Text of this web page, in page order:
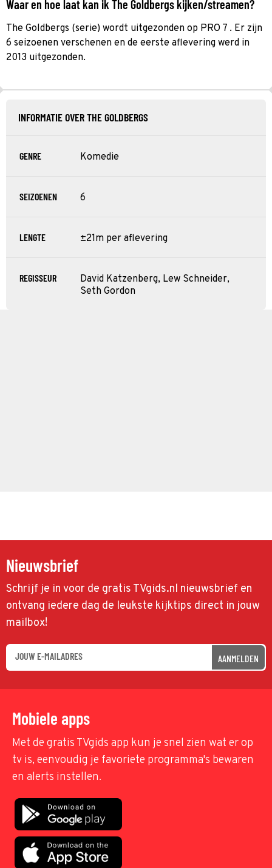
Waar en hoe laat kan ik The Goldbergs kijken/streamen?
The Goldbergs (serie) wordt uitgezonden op PRO 7 . Er zijn
6 seizoenen verschenen en de eerste aflevering werd in
2013 uitgezonden.
INFORMATIE OVER THE GOLDBERGS
GENRE Komedie
SEIZOENEN 6
LENGTE ±21m per aflevering
REGISSEUR
David Katzenberg, Lew Schneider,
Seth Gordon
Nieuwsbrief
Schrijf je in voor de gratis TVgids.nl nieuwsbrief en
ontvang iedere dag de leukste kijktips direct in jouw
mailbox!
AANMELDEN
Mobiele apps
Met de gratis TVgids app kun je snel zien wat er op
tv is, eenvoudig je favoriete programma's bewaren
en alerts instellen.